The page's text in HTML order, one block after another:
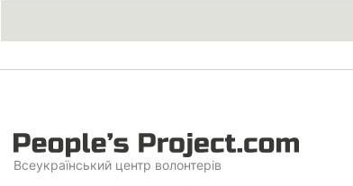
Всеукраїнський центр волонтерів